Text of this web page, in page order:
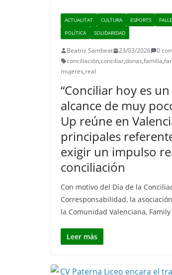
ACTUALITAT CULTURA ESPORTS
POLÍTICA
SOLIDARIDAD
Beatriz Sambeat 23/03/2026
0
conciliación,conciliar,donas,familia,
mujeres,real
“Conciliar hoy es
alcance de muy
Up reúne en
principales
exigir un impulso
conciliación
Con motivo del Día de la
Corresponsabilidad, la
la Comunidad Valenciana, Family
Leer más